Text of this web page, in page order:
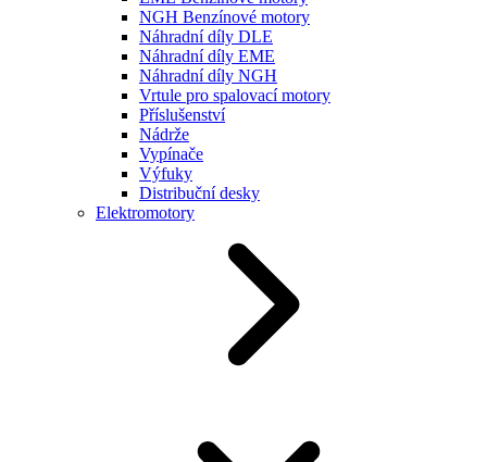
NGH Benzínové motory
Náhradní díly DLE
Náhradní díly EME
Náhradní díly NGH
Vrtule pro spalovací motory
Příslušenství
Nádrže
Vypínače
Výfuky
Distribuční desky
Elektromotory